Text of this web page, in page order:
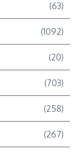
(63)
(1092)
(20)
(703)
(258)
(267)